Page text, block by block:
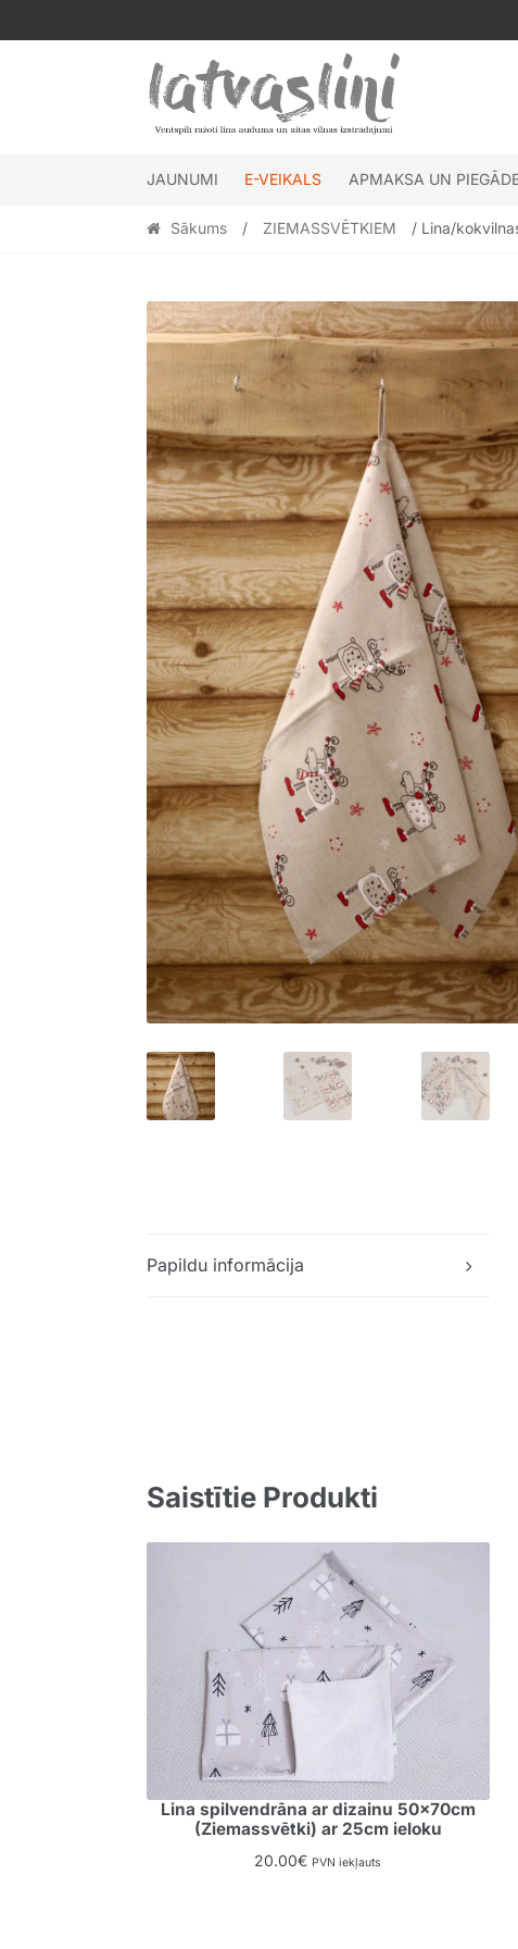
to
navigation
to
content
JAUNUMI E-VEIKALS APMAKSA UN
Sākums / ZIEMASSVĒTKIEM / Lina/
Papildu informācija
Saistītie Produkti
Lina spilvendrāna ar dizainu 50x70cm
(Ziemassvētki) ar 25cm ieloku
20.00€ PVN iekļauts